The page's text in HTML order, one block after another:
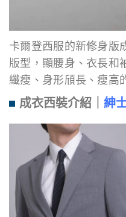
卡爾登西服的新修身版
版型，顯腰身、衣長和
纖瘦、身形頎長、瘦高
成衣西裝介紹 紳